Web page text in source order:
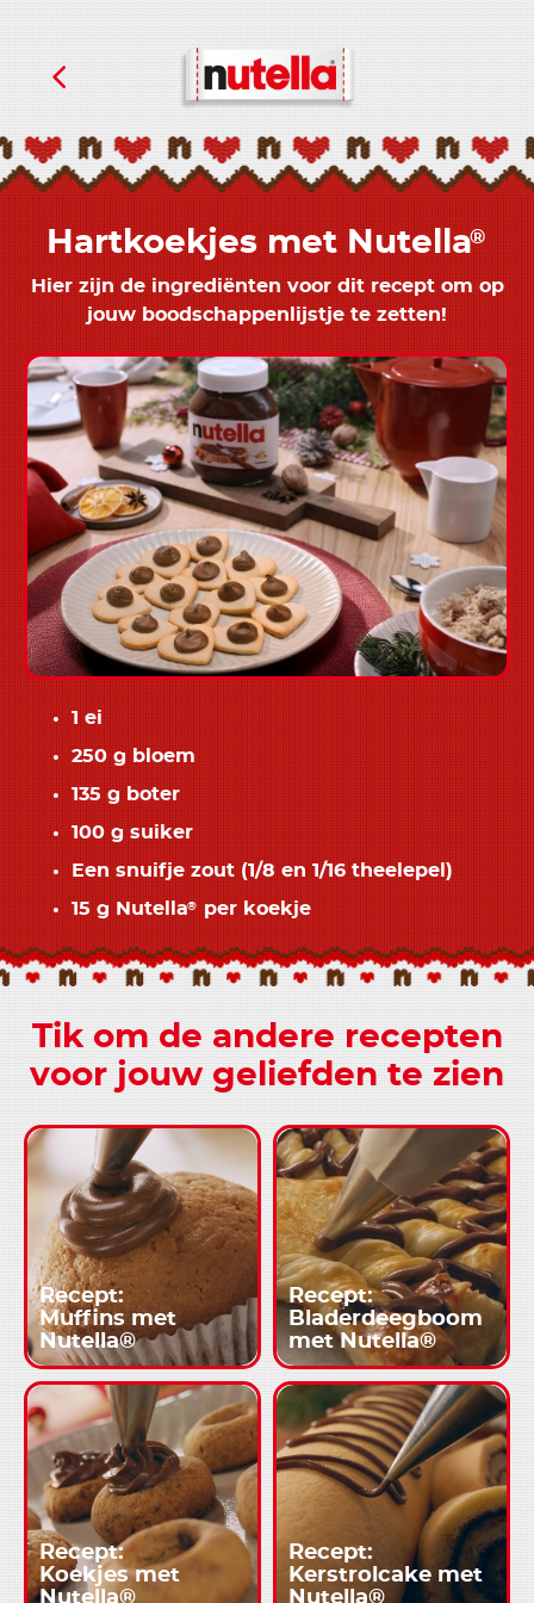
Hartkoekjes met Nutella®
Hier zijn de ingrediënten voor dit recept om op
jouw boodschappenlijstje te zetten!
1 ei
250 g bloem
135 g boter
100 g suiker
Een snuifje zout (1/8 en 1/16 theelepel)
15 g Nutella®per koekje
Tik om de andere recepten
voor jouw geliefden te zien
Recept:
Muffins met
Nutella®
Recept:
Bladerdeegboom
met Nutella®
Recept:
Koekjes met
Nutella®
Recept:
Kerstrolcake met
Nutella®